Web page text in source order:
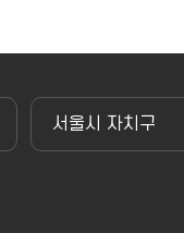
서울시 자치구